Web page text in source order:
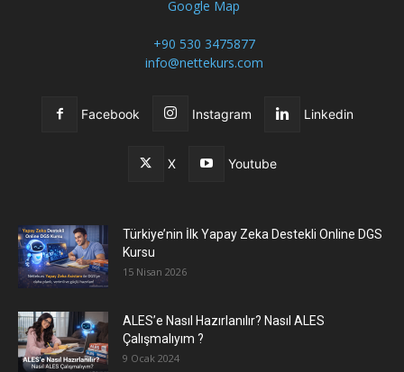
Google Map
+90 530 3475877
info@nettekurs.com
Facebook Instagram Linkedin
X Youtube
Türkiye’nin İlk Yapay Zeka Destekli Online DGS
Kursu
15 Nisan 2026
ALES’e Nasıl Hazırlanılır? Nasıl ALES
Çalışmalıyım ?
9 Ocak 2024